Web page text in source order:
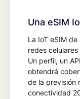
Una eSIM
La IoT eSIM
redes
Un perfil, un
obtendrá
de la previsión
conectividad